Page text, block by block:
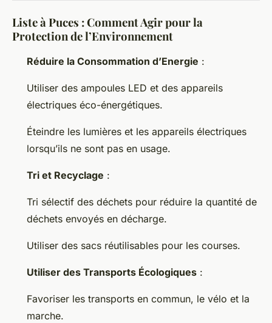
Liste à Puces : Comment Agir pour la
Protection de l’Environnement
Réduire la Consommation d’Energie :
Utiliser des ampoules LED et des appareils
électriques éco-énergétiques.
Éteindre les lumières et les appareils électriques
lorsqu’ils ne sont pas en usage.
Tri et Recyclage :
Tri sélectif des déchets pour réduire la quantité de
déchets envoyés en décharge.
Utiliser des sacs réutilisables pour les courses.
Utiliser des Transports Écologiques :
Favoriser les transports en commun, le vélo et la
marche.